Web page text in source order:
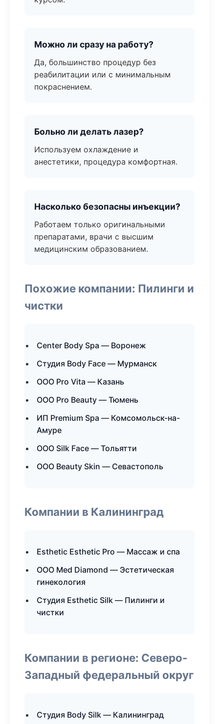
Можно ли сразу на работу?
Да, большинство процедур без
реабилитации или с минимальным
покраснением.
Больно ли делать лазер?
Используем охлаждение и
анестетики, процедура комфортная.
Насколько безопасны инъекции?
Работаем только оригинальными
препаратами, врачи с высшим
медицинским образованием.
Похожие компании: Пилинги и
чистки
Center Body Spa — Воронеж
Студия Body Face — Мурманск
ООО Pro Vita — Казань
ООО Pro Beauty — Тюмень
ИП Premium Spa — Комсомольск-на-
Амуре
ООО Silk Face — Тольятти
ООО Beauty Skin — Севастополь
Компании в Калининград
Esthetic Esthetic Pro — Массаж и спа
ООО Med Diamond — Эстетическая
гинекология
Студия Esthetic Silk — Пилинги и
чистки
Компании в регионе: Северо-
Западный федеральный округ
Студия Body Silk — Калининград